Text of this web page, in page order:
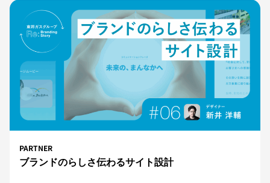
PARTNER
ブランドのらしさ伝わるサイト設計